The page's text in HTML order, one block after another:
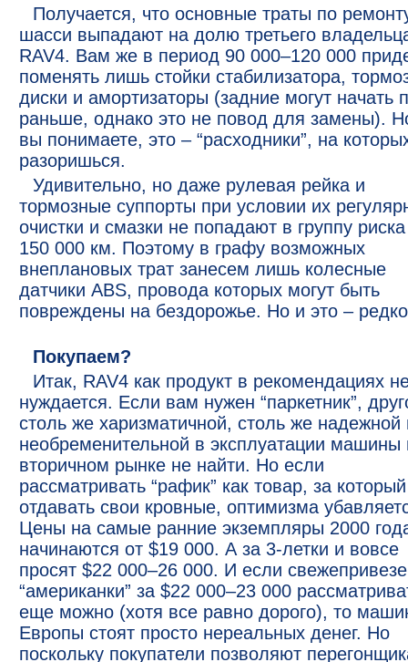
Получается, что основные траты по
шасси выпадают на долю третьего
RAV4. Вам же в период 90 000–120 000
поменять лишь стойки стабилизатора,
диски и амортизаторы (задние могут начать
раньше, однако это не повод для замены).
вы понимаете, это – “расходники”, на
разоришься.
Удивительно, но даже рулевая рейка и
тормозные суппорты при условии их
очистки и смазки не попадают в группу
150 000 км. Поэтому в графу возможных
внеплановых трат занесем лишь колесные
датчики ABS, провода которых могут быть
повреждены на бездорожье. Но и это –
Покупаем?
Итак, RAV4 как продукт в рекомендациях
нуждается. Если вам нужен “паркетник”,
столь же харизматичной, столь же надежной
необременительной в эксплуатации машины
вторичном рынке не найти. Но если
рассматривать “рафик” как товар, за
отдавать свои кровные, оптимизма
Цены на самые ранние экземпляры 2000
начинаются от $19 000. А за 3-летки и вовсе
просят $22 000–26 000. И если
“американки” за $22 000–23 000
еще можно (хотя все равно дорого), то
Европы стоят просто нереальных денег. Но
поскольку покупатели позволяют